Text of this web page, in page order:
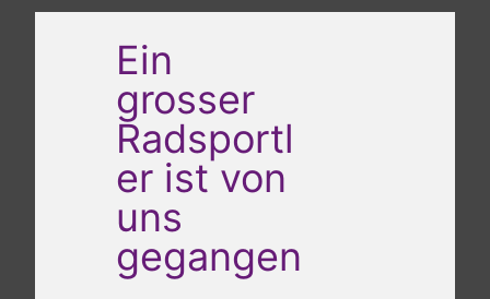
Ein
grosser
Radsportl
er ist von
uns
gegangen